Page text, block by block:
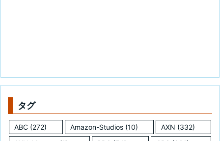
タグ
ABC (272) Amazon-Studios(10) AXN (332)